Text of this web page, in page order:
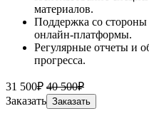
материалов.
Поддержка со
онлайн-платформы.
Регулярные отчеты и
прогресса.
31 500₽ 40 500₽
Заказать Заказать